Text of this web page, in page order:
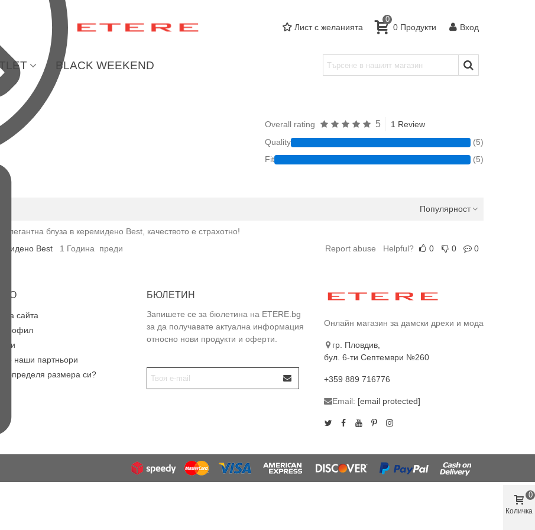
Лист с желанията
0
0 Продукти Вход
BLACK WEEKEND
Overall rating 5
1 Review
Quality
(5)
Fit
(5)
Популярност
блуза в керемидено Best, качеството е страхотно!
Best
1 Година преди Report abuse Helpful? 0 0 0
на сайта
профил
наши партньори
определя размера си?
БЮЛЕТИН
Запишете се за бюлетина на ETERE.bg
за да получавате актуална информация
относно нови продукти и оферти.
Онлайн магазин за дамски дрехи и мода
гр. Пловдив,
бул. 6-ти Септември №260
+359 889 716776
Email: [email protected]
Количка
0